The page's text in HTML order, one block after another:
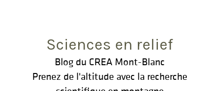
Sciences en relief
Blog du CREA Mont-Blanc
Prenez de l'altitude avec la recherche